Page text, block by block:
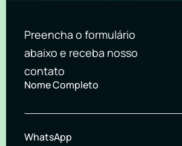
Preencha o formulário
abaixo e receba nosso
contato
Nome Completo
WhatsApp